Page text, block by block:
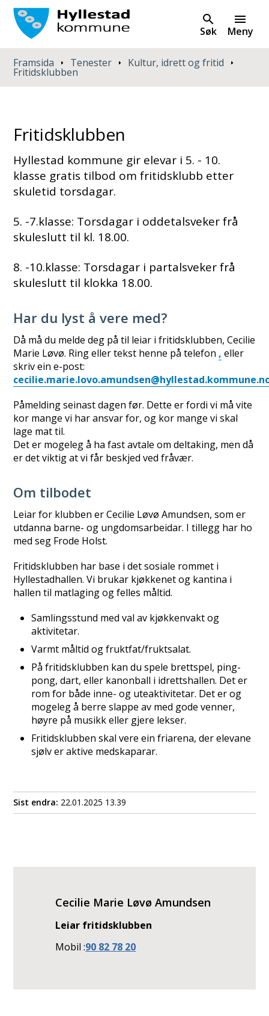
Søk Meny
Du er her:
Framsida Tenester Kultur, idrett og fritid
Fritidsklubben
Fritidsklubben
Hyllestad kommune gir elevar i 5. - 10.
klasse gratis tilbod om fritidsklubb etter
skuletid torsdagar.
5. -7.klasse: Torsdagar i oddetalsveker frå
skuleslutt til kl. 18.00.
8. -10.klasse: Torsdagar i partalsveker frå
skuleslutt til klokka 18.00.
Har du lyst å vere med?
Då må du melde deg på til leiar i fritidsklubben, Cecilie
Marie Løvø. Ring eller tekst henne på telefon , eller
skriv ein e-post:
Påmelding seinast dagen før. Dette er fordi vi må vite
kor mange vi har ansvar for, og kor mange vi skal
lage mat til.
Det er mogeleg å ha fast avtale om deltaking, men då
er det viktig at vi får beskjed ved fråvær.
Om tilbodet
Leiar for klubben er Cecilie Løvø Amundsen, som er
utdanna barne- og ungdomsarbeidar. I tillegg har ho
med seg Frode Holst.
Fritidsklubben har base i det sosiale rommet i
Hyllestadhallen. Vi brukar kjøkkenet og kantina i
hallen til matlaging og felles måltid.
Samlingsstund med val av kjøkkenvakt og
aktivitetar.
Varmt måltid og fruktfat/fruktsalat.
På fritidsklubben kan du spele brettspel, ping-
pong, dart, eller kanonball i idrettshallen. Det er
rom for både inne- og uteaktivitetar. Det er og
mogeleg å berre slappe av med gode venner,
høyre på musikk eller gjere lekser.
Fritidsklubben skal vere ein friarena, der elevane
sjølv er aktive medskaparar.
Sist endra 22.01.2025 13.39
Cecilie Marie Løvø Amundsen
Leiar fritidsklubben
Mobil90 82 78 20